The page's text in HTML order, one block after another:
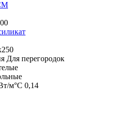
Для перегородок
м°С 0,14